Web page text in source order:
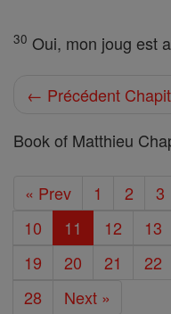
30 Oui, mon joug est
← Précédent
Book of Matthieu
« Prev 1 2 3
10
11 12 13
19
20 21 22
28
Next »